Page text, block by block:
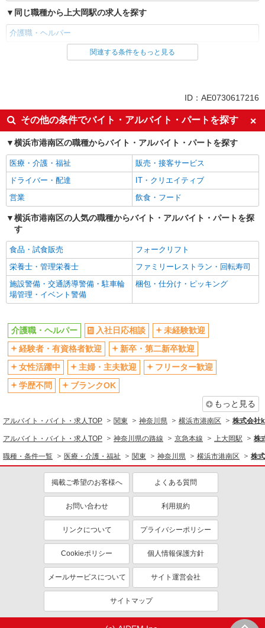
同じ職種から上大岡駅の求人を探す
介護職・ヘルパー
同じ雇用形態から上大岡駅の求人を探す
入社日応相談
未経験歓迎
経験者・有資格者歓迎
新卒・第二新卒歓迎
女性活躍中
主婦・主夫歓迎
フリーター歓迎
学歴不問
ブランクOK
ミドル（40代～）活躍中
エルダー（50代～）活躍中
シニア（60代～）活躍中
高収入・高額
ボーナス・賞与あり
昇給あり
フルタイム歓迎
禁煙・分煙
駅直結・駅チカ
車通勤OK
バイク通勤OK
自転車通勤OK
残業少なめ（月20h未満）
交通費支給
退職金・財形貯蓄制度あり
各種手当（家族・役職・インセン
ティブなど）あり
制服貸与
研修制度あり
資格取得支援制度あり
医療・介護・福祉
介護職・ヘルパー
同じ特徴から求人を探す
ミドル（40代～）活躍中
ボーナス・賞与あり
交通費支給
社会保険あり
産休・育休取得実績あり
関連する条件をもっと見る
ID：AE0730617216
その他の条件でバイト・アルバイト・パートを探す
横浜市港南区の職種からバイト・アルバイト・パートを探す
医療・介護・福祉
販売・接客サービス
ドライバー・配達
IT・クリエイティブ
営業
飲食・フード
横浜市港南区の人気の職種からバイト・アルバイト・パートを探
す
食品・試食販売
フォークリフト
栄養士・管理栄養士
ファミリーレストラン・回転寿司
施設警備・交通誘導警備・駐車輪
場管理・イベント警備
梱包・仕分け・ピッキング
介護職・ヘルパー 入社日応相談
未経験歓迎
経験者・有資格者歓迎
新卒・第二新卒歓迎
女性活躍中
主婦・主夫歓迎
フリーター歓迎
学歴不問
ブランクOK
もっと見る
アルバイト・バイト・求人TOP 関東 神奈川県 横浜市港南区 株式会社
アルバイト・バイト・求人TOP 神奈川県の路線 京急本線 上大岡駅 株
職種・条件一覧 医療・介護・福祉 関東 神奈川県 横浜市港南区 株
掲載ご希望のお客様へ よくある質問
お問い合わせ 利用規約
リンクについて プライバシーポリシー
Cookieポリシー 個人情報保護方針
メールサービスについて サイト運営会社
サイトマップ